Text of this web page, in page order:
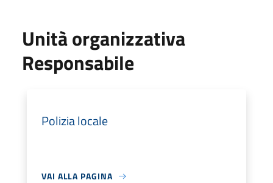
Unità organizzativa
Responsabile
Polizia locale
VAI ALLA PAGINA